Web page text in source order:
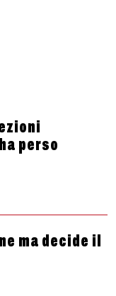
perso
ma decide il